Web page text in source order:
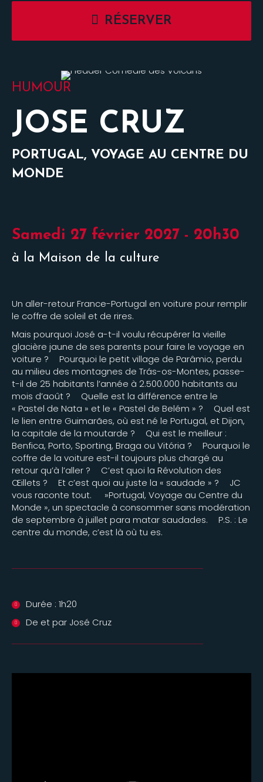
RÉSERVER
HUMOUR
JOSE CRUZ
PORTUGAL, VOYAGE AU CENTRE DU
MONDE
Samedi 27 février 2027 - 20h30
à la Maison de la culture
Un aller-retour France-Portugal en voiture pour remplir
le coffre de soleil et de rires.
Mais pourquoi José a-t-il voulu récupérer la vieille
glacière jaune de ses parents pour faire le voyage en
voiture ? Pourquoi le petit village de Parâmio, perdu
au milieu des montagnes de Trás-os-Montes, passe-
t-il de 25 habitants l’année à 2.500.000 habitants au
mois d’août ? Quelle est la différence entre le
« Pastel de Nata » et le « Pastel de Belém » ? Quel est
le lien entre Guimarães, où est né le Portugal, et Dijon,
la capitale de la moutarde ? Qui est le meilleur :
Benfica, Porto, Sporting, Braga ou Vitória ? Pourquoi le
coffre de la voiture est-il toujours plus chargé au
retour qu’à l’aller ? C’est quoi la Révolution des
Œillets ? Et c’est quoi au juste la « saudade » ? JC
vous raconte tout. »Portugal, Voyage au Centre du
Monde », un spectacle à consommer sans modération
de septembre à juillet para matar saudades. P.S. : Le
centre du monde, c’est là où tu es.
Durée : 1h20
De et par José Cruz